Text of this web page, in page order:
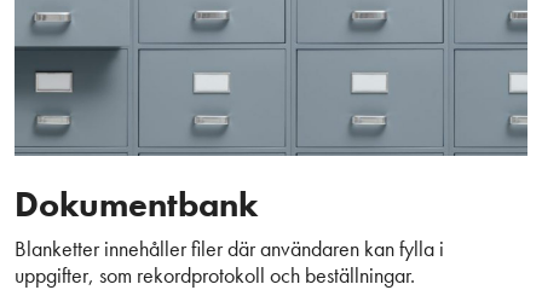
Dokumentbank
Blanketter innehåller filer där användaren kan fylla i
uppgifter, som rekordprotokoll och beställningar.